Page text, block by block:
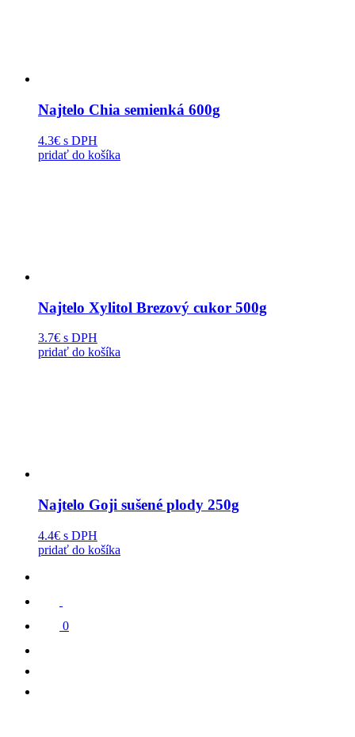
Najtelo Chia semienká 600g
4.3€ s DPH
pridať do košíka
Najtelo Xylitol Brezový cukor 500g
3.7€ s DPH
pridať do košíka
Najtelo Goji sušené plody 250g
4.4€ s DPH
pridať do košíka
0